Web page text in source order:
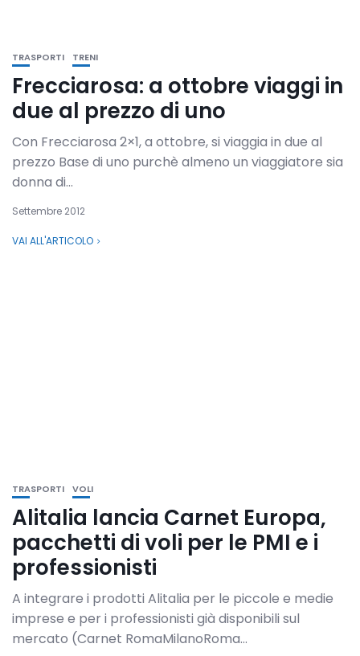
TRASPORTI TRENI
Frecciarosa: a ottobre viaggi in
due al prezzo di uno
Con Frecciarosa 2×1, a ottobre, si viaggia in due al
prezzo Base di uno purchè almeno un viaggiatore sia
donna di...
Settembre 2012
VAI ALL'ARTICOLO
TRASPORTI VOLI
Alitalia lancia Carnet Europa,
pacchetti di voli per le PMI e i
professionisti
A integrare i prodotti Alitalia per le piccole e medie
imprese e per i professionisti già disponibili sul
mercato (Carnet RomaMilanoRoma...